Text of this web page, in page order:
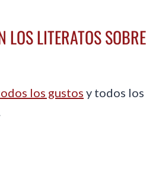
LOS LITERATOS SOBRE
los gustos y todos los